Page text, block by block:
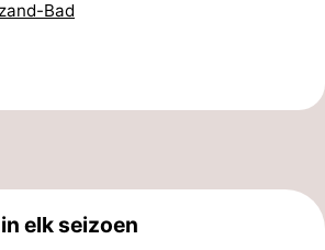
Bad
elk seizoen